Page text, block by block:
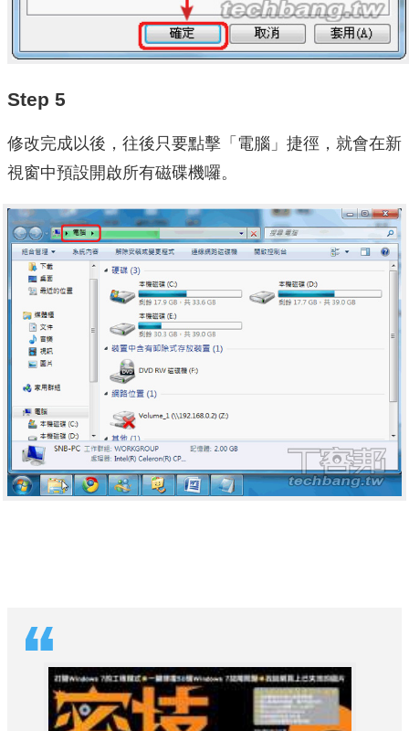
Step 5
修改完成以後，往後只要點擊「電腦」捷徑，就會在新
視窗中預設開啟所有磁碟機囉。